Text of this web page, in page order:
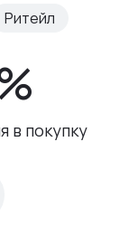
Ритейл
в покупку